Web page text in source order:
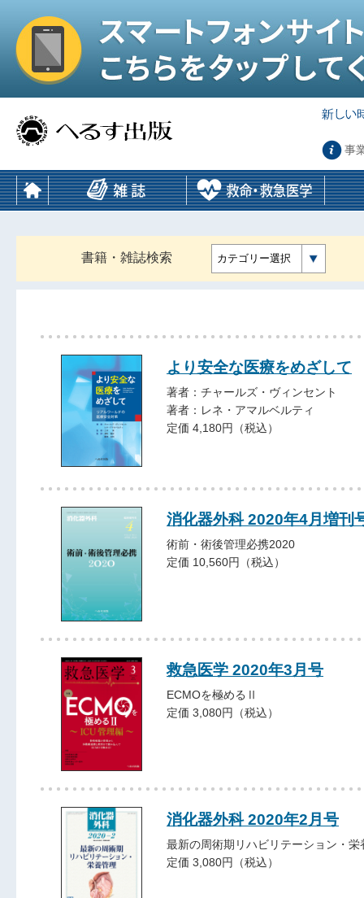
事
書籍・雑誌検索 カテゴリー選択
より安全な医療をめざして
著者：チャールズ・ヴィンセント
著者：レネ・アマルベルティ
定価 4,180円（税込）
消化器外科 2020年4月増刊
術前・術後管理必携2020
定価 10,560円（税込）
救急医学 2020年3月号
ECMOを極めるⅡ
定価 3,080円（税込）
消化器外科 2020年2月号
最新の周術期リハビリテーション・栄
定価 3,080円（税込）